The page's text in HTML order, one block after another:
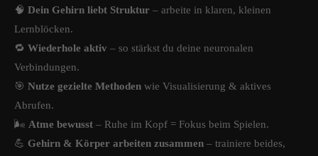
🧠 Dein Gehirn liebt Struktur – arbeite in klaren, kleinen
Lernblöcken.
🔁 Wiederhole aktiv – so stärkst du deine neuronalen
Verbindungen.
🎯 Nutze gezielte Methoden wie Visualisierung & aktives
Abrufen.
🌬️ Atme bewusst – Ruhe im Kopf = Fokus beim Spielen.
💪 Gehirn & Körper arbeiten zusammen – trainiere beides,